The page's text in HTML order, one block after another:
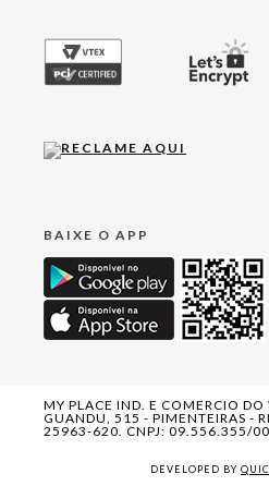
BAIXE O APP
MY PLACE IND. E COMERCIO DO
GUANDU, 515 - PIMENTEIRAS -
25963-620. CNPJ: 09.556.355/
DEVELOPED BY